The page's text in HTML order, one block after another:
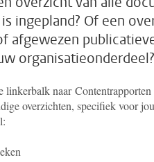
ingepland? Of een
afgewezen
linkerbalk naar
overzichten, specifiek voor